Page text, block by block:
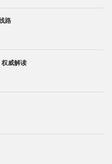
路
威解读